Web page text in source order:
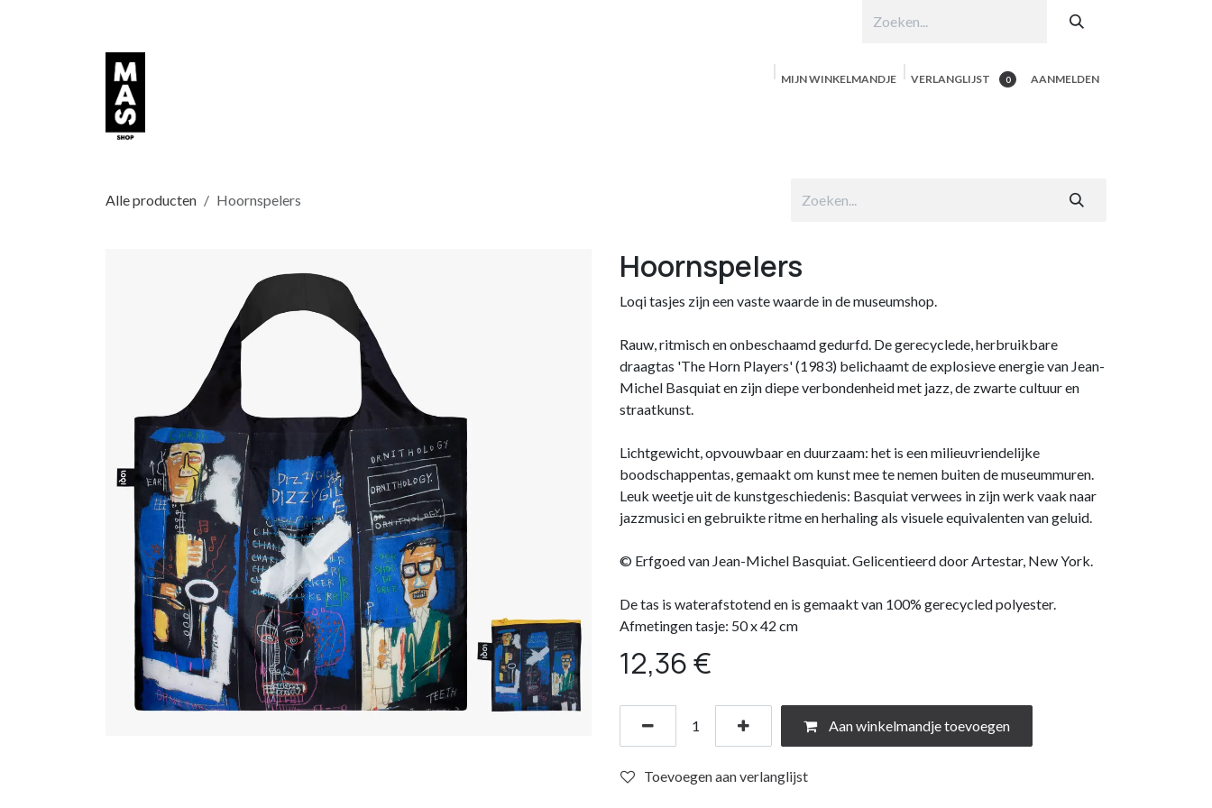
MIJN WINKELMANDJE 0
VERLANGLIJST AANMELDEN
Alle producten Hoornspelers
Hoornspelers
Loqi tasjes zijn een vaste waarde in de museumshop.
Rauw, ritmisch en onbeschaamd gedurfd. De gerecyclede, herbruikbare
draagtas 'The Horn Players' (1983) belichaamt de explosieve energie van Jean-
Michel Basquiat en zijn diepe verbondenheid met jazz, de zwarte cultuur en
straatkunst.
Lichtgewicht, opvouwbaar en duurzaam: het is een milieuvriendelijke
boodschappentas, gemaakt om kunst mee te nemen buiten de museummuren.
Leuk weetje uit de kunstgeschiedenis: Basquiat verwees in zijn werk vaak naar
jazzmusici en gebruikte ritme en herhaling als visuele equivalenten van geluid.
© Erfgoed van Jean-Michel Basquiat. Gelicentieerd door Artestar, New York.
De tas is waterafstotend en is gemaakt van 100% gerecycled polyester.
Afmetingen tasje: 50 x 42 cm
12,36€
Aan winkelmandje toevoegen
Toevoegen aan verlanglijst